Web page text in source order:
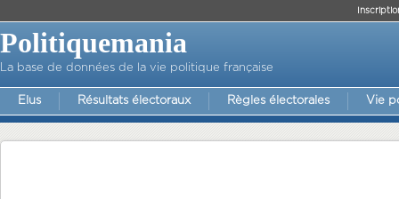
Politiquemania
La base de données de la vie politique française
Elus Résultats électoraux Règles électorales Vie